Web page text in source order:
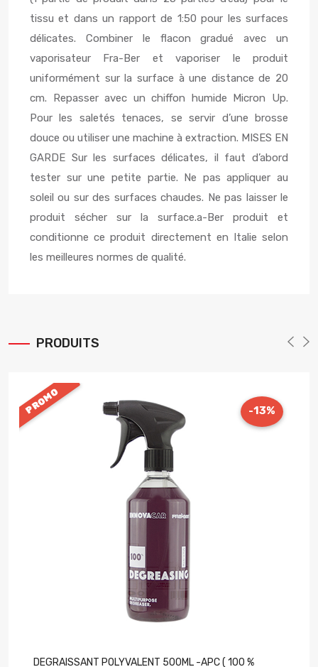
tissu et dans un rapport de 1:50 pour les surfaces
délicates. Combiner le flacon gradué avec un
vaporisateur Fra-Ber et vaporiser le produit
uniformément sur la surface à une distance de 20
cm. Repasser avec un chiffon humide Micron Up.
Pour les saletés tenaces, se servir d’une brosse
douce ou utiliser une machine à extraction. MISES EN
GARDE Sur les surfaces délicates, il faut d’abord
tester sur une petite partie. Ne pas appliquer au
soleil ou sur des surfaces chaudes. Ne pas laisser le
produit sécher sur la surface.a-Ber produit et
conditionne ce produit directement en Italie selon
les meilleures normes de qualité.
PRODUITS
PROMO -13%
DEGRAISSANT POLYVALENT 500ML -APC ( 100 %